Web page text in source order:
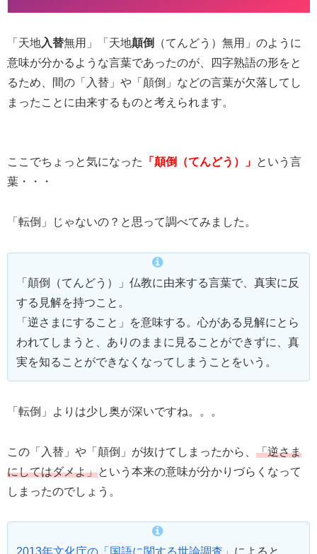
「天地入替無用」「天地顛倒
（てんどう）無用」のように
意味が分かるような言葉であったのが、四字熟語の形をと
るため、間の「入替」や「顛倒」などの言葉が欠落してし
まったことに由来するものと考えられます。
ここでちょっと気になった 「顛倒（てんどう）」 という言
葉・・・
「転倒」じゃないの？と思って調べてみました。
「顛倒（てんどう）」仏教に由来する言葉で、真実に反
する見解を持つこと。
「逆さまにすること」を意味する。心がある見解にとら
われてしまうと、ありのままに見ることができずに、真
実を知ることができなくなってしまうことをいう。
「転倒」よりは少し奥が深いですね。。。
この「入替」や「顛倒」が抜けてしまったから、 「逆さま
にしてはダメよ」という本来の意味が分かりづらくなって
しまったのでしょう。